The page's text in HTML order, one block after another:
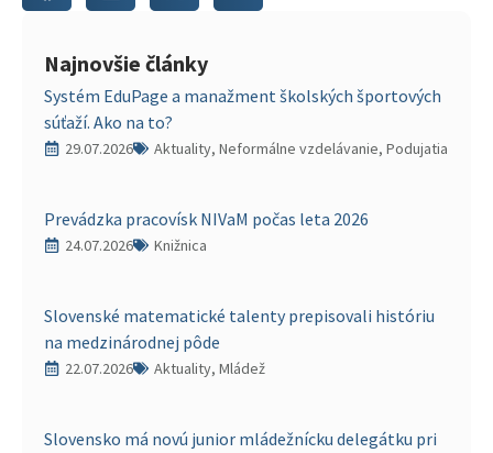
Najnovšie články
Systém EduPage a manažment školských športových
súťaží. Ako na to?
29.07.2026 Aktuality, Neformálne vzdelávanie, Podujatia
Prevádzka pracovísk NIVaM počas leta 2026
24.07.2026 Knižnica
Slovenské matematické talenty prepisovali históriu
na medzinárodnej pôde
22.07.2026 Aktuality, Mládež
Slovensko má novú junior mládežnícku delegátku pri